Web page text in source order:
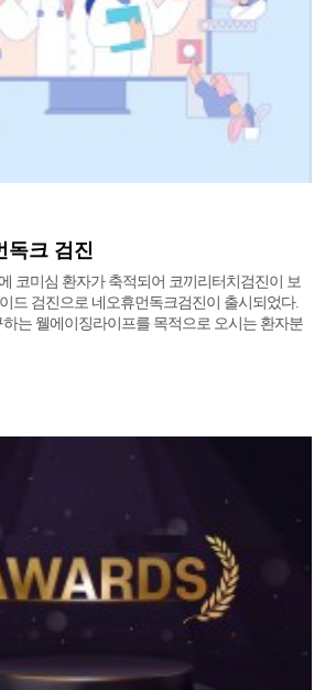
독크 검진
코미심 환자가 축적되어 코끼리터치검진이 보
드 검진으로 네오휴먼독크검진이 출시되었다.
는 웰에이징라이프를 목적으로 오시는 환자분